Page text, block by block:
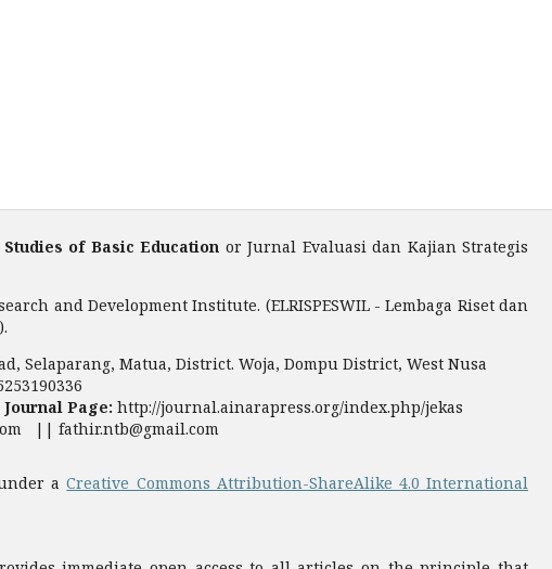
of Basic Education or Jurnal Evaluasi dan Kajian Strategis
and Development Institute. (ELRISPESWIL - Lembaga Riset dan
Selaparang, Matua, District. Woja, Dompu District, West Nusa
Journal Page: http://journal.ainarapress.org/index.php/jekas
|| fathir.ntb@gmail.com
aCreative Commons Attribution-ShareAlike 4.0 International